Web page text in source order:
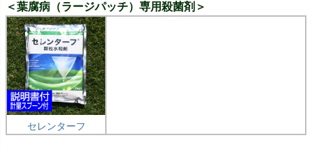
＜葉腐病（ラージパッチ）専用殺菌剤＞
セレンターフ